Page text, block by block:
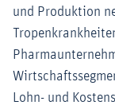
und Produktion
Lohn- und